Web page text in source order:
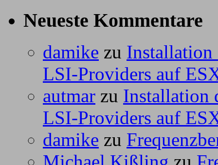
Neueste Kommentare
damike zu Installation
LSI-Providers auf
autmar zu Installation
LSI-Providers auf
damike zu